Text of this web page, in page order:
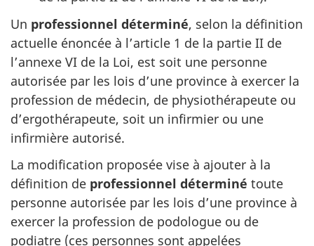
Un professionnel déterminé, selon la définition
actuelle énoncée à l’article 1 de la partie II de
l’annexe VI de la Loi, est soit une personne
autorisée par les lois d’une province à exercer la
profession de médecin, de physiothérapeute ou
d’ergothérapeute, soit un infirmier ou une
infirmière autorisé.
La modification proposée vise à ajouter à la
définition de professionnel déterminé toute
personne autorisée par les lois d’une province à
exercer la profession de podologue ou de
podiatre (ces personnes sont appelées